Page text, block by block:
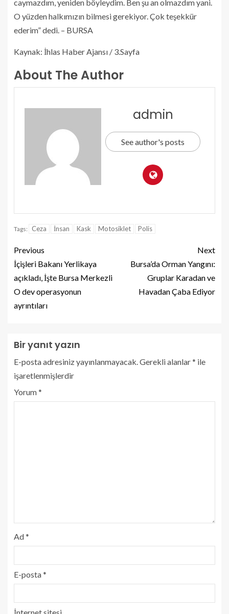
caymazdım, yeniden böyleydim. Ben şu an olmazdım yani.
O yüzden halkımızın bilmesi gerekiyor. Çok teşekkür
ederim” dedi. – BURSA
Kaynak: İhlas Haber Ajansı / 3.Sayfa
About The Author
admin
See author's posts
Tags: Ceza İnsan Kask Motosiklet Polis
Previous
İçişleri Bakanı Yerlikaya
açıkladı, İşte Bursa Merkezli
O dev operasyonun
ayrıntıları
Next
Bursa’da Orman Yangını:
Gruplar Karadan ve
Havadan Çaba Ediyor
Bir yanıt yazın
E-posta adresiniz yayınlanmayacak.Gerekli alanlar* ile
işaretlenmişlerdir
Yorum*
Ad*
E-posta*